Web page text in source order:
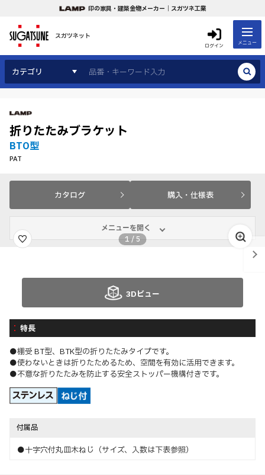
印の家具・建築金物メーカー｜スガツネ工業
スガツネット
ログイン メニュー
カテゴリ
折りたたみブラケット
BTO型
PAT
カタログ 購入・仕様表
メニューを開く
1 /5
3Dビュー
特長
●棚受 BT型、BTK型の折りたたみタイプです。
●使わないときは折りたためるため、空間を有効に活用できます。
●不意な折りたたみを防止する安全ストッパー機構付きです。
付属品
●十字穴付丸皿木ねじ（サイズ、入数は下表参照）